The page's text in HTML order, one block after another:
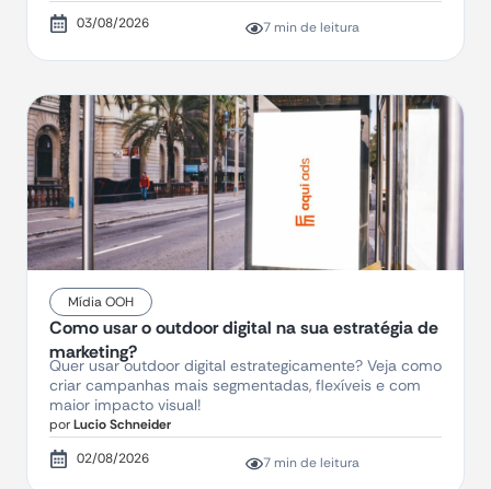
03/08/2026
7 min de leitura
Mídia OOH
Como usar o outdoor digital na sua estratégia de
marketing?
Quer usar outdoor digital estrategicamente? Veja como
criar campanhas mais segmentadas, flexíveis e com
maior impacto visual!
porLucio Schneider
02/08/2026
7 min de leitura